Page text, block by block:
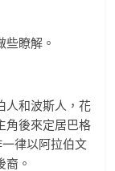
些瞭解。
人和波斯人，花
角後來定居巴格
律以阿拉伯文
裔。